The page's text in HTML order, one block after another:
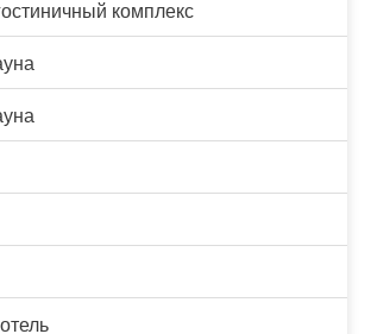
комплекс